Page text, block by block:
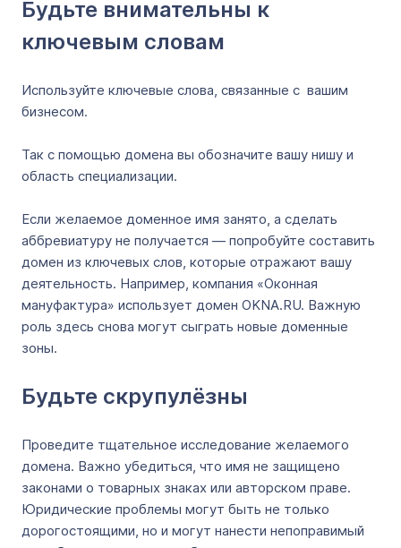
Будьте внимательны к
ключевым словам
Используйте ключевые слова, связанные с вашим
бизнесом.
Так с помощью домена вы обозначите вашу нишу и
область специализации.
Если желаемое доменное имя занято, а сделать
аббревиатуру не получается — попробуйте составить
домен из ключевых слов, которые отражают вашу
деятельность. Например, компания «Оконная
мануфактура» использует домен OKNA.RU. Важную
роль здесь снова могут сыграть новые доменные
зоны.
Будьте скрупулёзны
Проведите тщательное исследование желаемого
домена. Важно убедиться, что имя не защищено
законами о товарных знаках или авторском праве.
Юридические проблемы могут быть не только
дорогостоящими, но и могут нанести непоправимый